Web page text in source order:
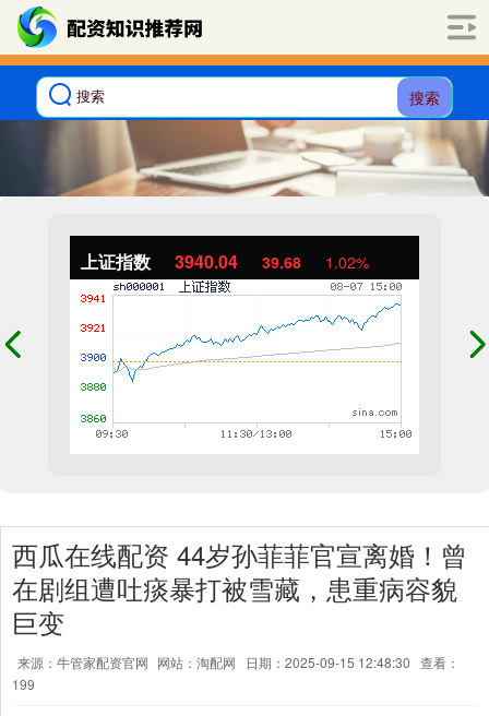
搜索
上证指数 3940.04 39.68 1.02%
西瓜在线配资 44岁孙菲菲官宣离婚！曾
在剧组遭吐痰暴打被雪藏，患重病容貌
巨变
来源：牛管家配资官网 网站：淘配网 日期：2025-09-15 12:48:30 查看：
199